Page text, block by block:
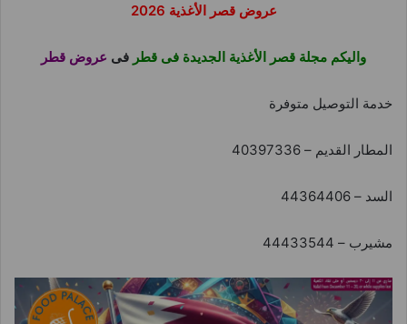
عروض قصر الأغذية 2026
واليكم مجلة قصر الأغذية الجديدة فى قطر فى عروض قطر
خدمة التوصيل متوفرة
المطار القديم – 40397336
السد – 44364406
مشيرب – 44433544